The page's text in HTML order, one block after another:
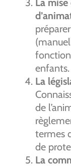
La mise
enfants.
La
de
termes
de
La